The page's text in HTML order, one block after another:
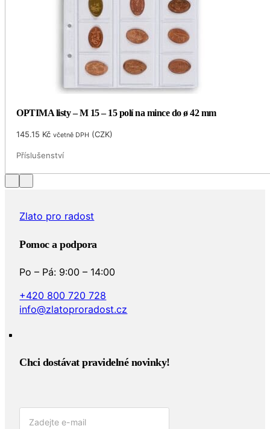
OPTIMA listy – M 15 – 15 polí na mince do ø 42 mm
145.15 Kč včetně DPH (CZK)
Příslušenství
Zlato pro radost
Pomoc a podpora
Po – Pá: 9:00 – 14:00
+420 800 720 728
info@zlatoproradost.cz
Chci dostávat pravidelné novinky!​